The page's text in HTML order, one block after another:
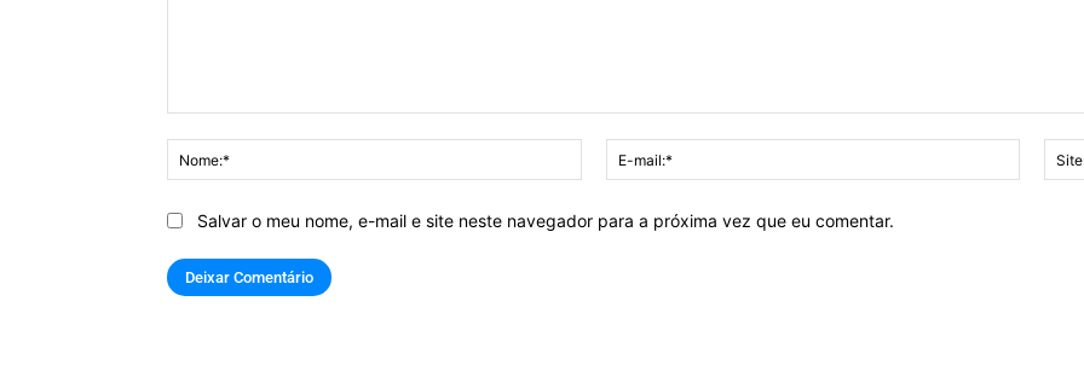
Nome:*
mail:*
Salvar o meu nome, e-mail e site neste navegador para a próxima vez que eu comentar.